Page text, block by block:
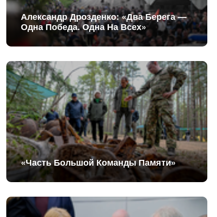
Александр Дрозденко: «Два Берега —
Одна Победа. Одна На Всех»
«Часть Большой Команды Памяти»